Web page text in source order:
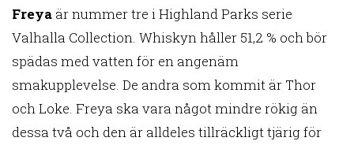
Freya är nummer tre i Highland Parks serie
Valhalla Collection. Whiskyn håller 51,2 % och bör
spädas med vatten för en angenäm
smakupplevelse. De andra som kommit är Thor
och Loke. Freya ska vara något mindre rökig än
dessa två och den är alldeles tillräckligt tjärig för